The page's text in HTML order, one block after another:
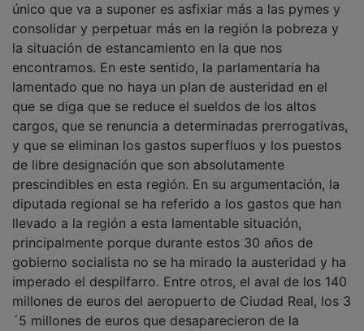
único que va a suponer es asfixiar más a las pymes y
consolidar y perpetuar más en la región la pobreza y
la situación de estancamiento en la que nos
encontramos. En este sentido, la parlamentaria ha
lamentado que no haya un plan de austeridad en el
que se diga que se reduce el sueldos de los altos
cargos, que se renuncia a determinadas prerrogativas,
y que se eliminan los gastos superfluos y los puestos
de libre designación que son absolutamente
prescindibles en esta región. En su argumentación, la
diputada regional se ha referido a los gastos que han
llevado a la región a esta lamentable situación,
principalmente porque durante estos 30 años de
gobierno socialista no se ha mirado la austeridad y ha
imperado el despilfarro. Entre otros, el aval de los 140
millones de euros del aeropuerto de Ciudad Real, los 3
´5 millones de euros que desaparecieron de la